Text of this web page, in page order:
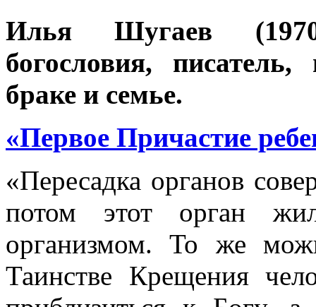
Илья Шугаев
богословия,
браке и семье.
«Первое Причастие
«Пересадка органов
потом этот орган
организмом. То же
Таинстве Крещения